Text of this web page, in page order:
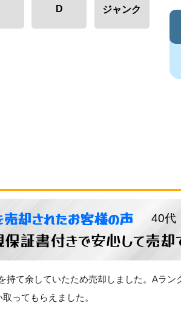
D ジャンク
売却されたお客様の声 40
証書付きで安心して売却
持て余していたため売却しました。Aラ
ってもらえました。